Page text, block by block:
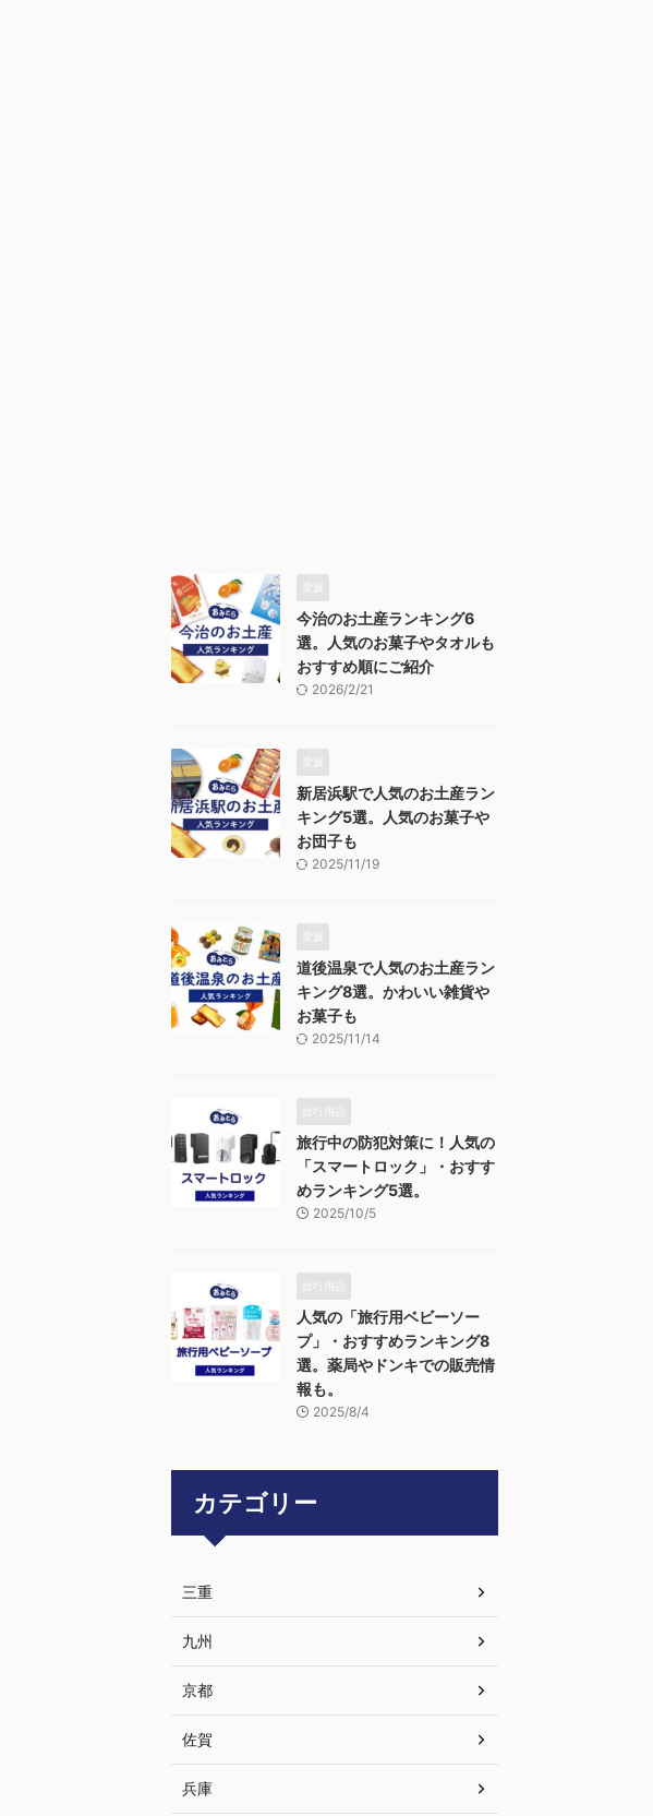
愛媛
今治のお土産ランキング6
選。人気のお菓子やタオルも
おすすめ順にご紹介
2026/2/21
愛媛
新居浜駅で人気のお土産ラン
キング5選。人気のお菓子や
お団子も
2025/11/19
愛媛
道後温泉で人気のお土産ラン
キング8選。かわいい雑貨や
お菓子も
2025/11/14
旅行中の防犯対策に！人気の
「スマートロック」・おすす
めランキング5選。
2025/10/5
人気の「旅行用ベビーソー
プ」・おすすめランキング8
選。薬局やドンキでの販売情
報も。
2025/8/4
カテゴリー
三重
九州
京都
佐賀
兵庫